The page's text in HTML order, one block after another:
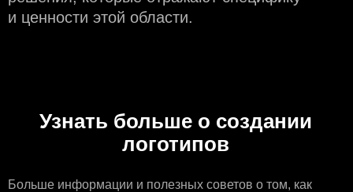
и ценности этой области.
Узнать больше о создании
логотипов
Больше информации и полезных советов о том, как